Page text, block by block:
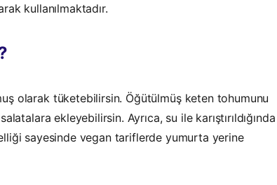
kullanılmaktadır.
olarak tüketebilirsin. Öğütülmüş keten tohumunu
ekleyebilirsin. Ayrıca, su ile karıştırıldığında
sayesinde vegan tariflerde yumurta yerine